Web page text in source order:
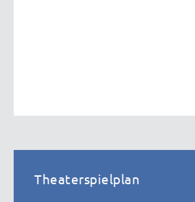
Theaterspielplan